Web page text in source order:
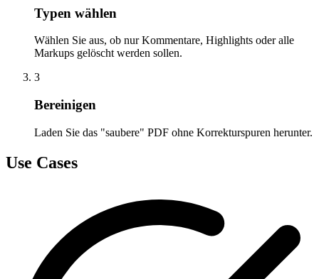
Typen wählen
Wählen Sie aus, ob nur Kommentare, Highlights oder alle
Markups gelöscht werden sollen.
3
Bereinigen
Laden Sie das "saubere" PDF ohne Korrekturspuren herunter.
Use Cases